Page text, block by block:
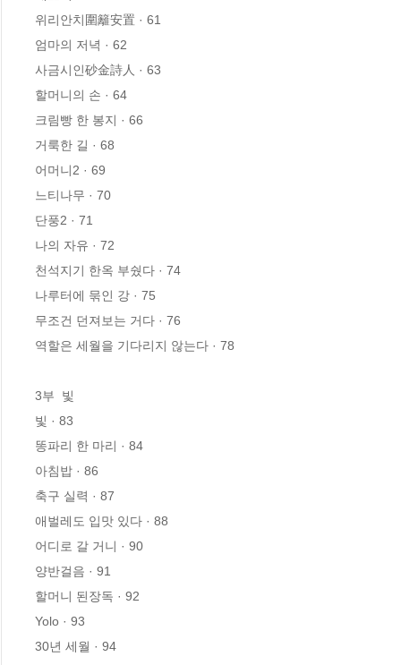
위리안치圍籬安置 · 61
엄마의 저녁 · 62
사금시인砂金詩人 · 63
할머니의 손 · 64
크림빵 한 봉지 · 66
거룩한 길 · 68
어머니2 · 69
느티나무 · 70
단풍2 · 71
나의 자유 · 72
천석지기 한옥 부쉈다 · 74
나루터에 묶인 강 · 75
무조건 던져보는 거다 · 76
역할은 세월을 기다리지 않는다 · 78
3부  빛
빛 · 83
똥파리 한 마리 · 84
아침밥 · 86
축구 실력 · 87
애벌레도 입맛 있다 · 88
어디로 갈 거니 · 90
양반걸음 · 91
할머니 된장독 · 92
Yolo · 93
30년 세월 · 94